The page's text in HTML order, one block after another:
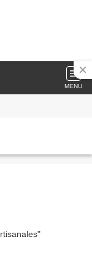
MENU